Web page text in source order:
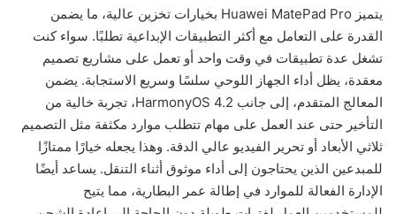
يتميز Huawei MatePad Pro بخيارات تخزين عالية، ما يضمن
القدرة على التعامل مع أكثر التطبيقات الإبداعية تطلبًا. سواء كنت
تشغل عدة تطبيقات في وقت واحد أو تعمل على مشاريع تصميم
معقدة، يظل أداء الجهاز اللوحي سلسًا وسريع الاستجابة. يضمن
المعالج المتقدم، إلى جانب HarmonyOS 4.2، تجربة خالية من
التأخير حتى عند العمل على مهام تتطلب موارد مكثفة مثل التصميم
ثلاثي الأبعاد أو تحرير الفيديو عالي الدقة. وهذا يجعله خيارًا ممتازًا
للمبدعين الذين يحتاجون إلى أداء موثوق أثناء التنقل. يساعد أيضًا
الإدارة الفعالة للموارد في إطالة عمر البطارية، مما يتيح